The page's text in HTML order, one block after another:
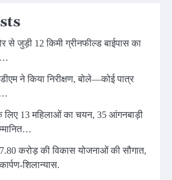
से जुड़ी 12 किमी ग्रीनफील्ड बाईपास का
ने किया निरीक्षण, बोले—कोई पात्र
लिए 13 महिलाओं का चयन, 35 आंगनबाड़ी
करोड़ की विकास योजनाओं की सौगात,
शिलान्यास.